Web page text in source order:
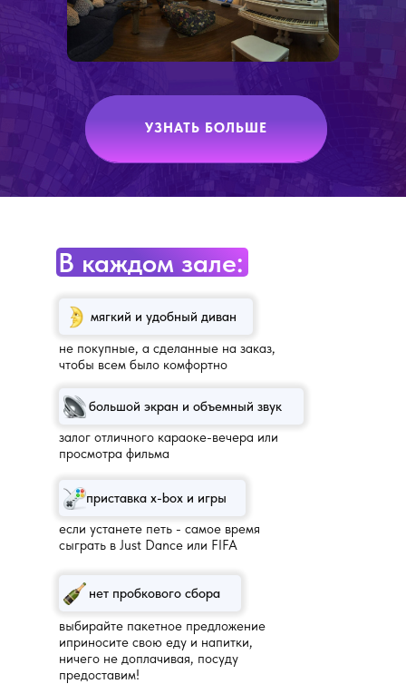
УЗНАТЬ БОЛЬШЕ
не покупные, а сделанные на заказ,
чтобы всем было комфортно
залог отличного караоке-вечера или
просмотра фильма
если устанете петь - самое время
сыграть в Just Dance или FIFA
выбирайте пакетное предложение
иприносите свою еду и напитки,
ничего не доплачивая, посуду
предоставим!
В каждом зале:
большой экран и объемный звук
мягкий и удобный диван
приставка x-box и игры
нет пробкового сбора